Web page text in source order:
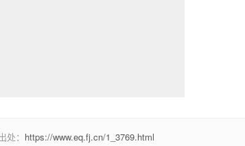
： https://www.eq.fj.cn/1_3769.html